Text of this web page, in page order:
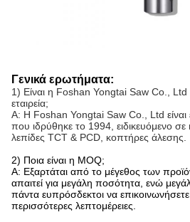
Γενικά ερωτήματα:
1) Είναι η Foshan Yongtai Saw Co., Ltd
εταιρεία;
Α: Η Foshan Yongtai Saw Co., Ltd είναι
που ιδρύθηκε το 1994, ειδικευόμενο σε
λεπίδες TCT & PCD, κοπτήρες άλεσης.
2) Ποια είναι η MOQ;
Α: Εξαρτάται από το μέγεθος των
απαιτεί για μεγάλη ποσότητα, ενώ
πάντα ευπρόσδεκτοι να επικοινωνήσετε
περισσότερες λεπτομέρειες.